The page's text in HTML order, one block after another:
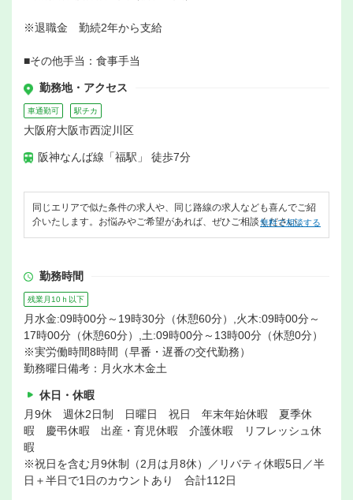
※退職金 勤続2年から支給
■その他手当：食事手当
勤務地・アクセス
車通勤可 駅チカ
大阪府大阪市西淀川区
阪神なんば線「福駅」 徒歩7分
同じエリアで似た条件の求人や、同じ路線の求人なども喜んでご紹
介いたします。お悩みやご希望があれば、ぜひご相談ください。
無料で相談する
勤務時間
残業月10ｈ以下
月水金:09時00分～19時30分（休憩60分）,火木:09時00分～
17時00分（休憩60分）,土:09時00分～13時00分（休憩0分）
※実労働時間8時間（早番・遅番の交代勤務）
勤務曜日備考：月火水木金土
休日・休暇
月9休 週休2日制 日曜日 祝日 年末年始休暇 夏季休
暇 慶弔休暇 出産・育児休暇 介護休暇 リフレッシュ休
暇
※祝日を含む月9休制（2月は月8休）／リバティ休暇5日／半
日＋半日で1日のカウントあり 合計112日